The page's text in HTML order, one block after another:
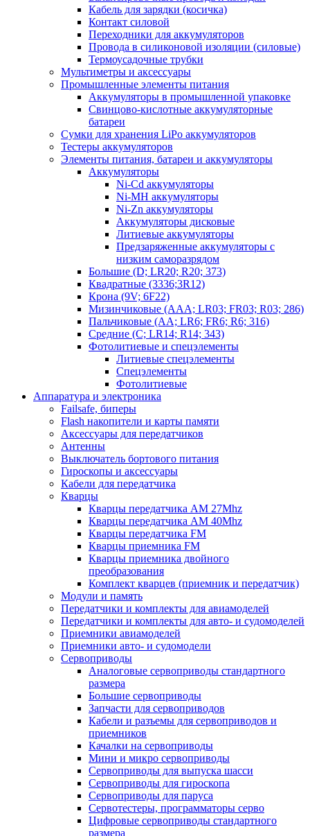
Кабель для зарядки (косичка)
Контакт силовой
Переходники для аккумуляторов
Провода в силиконовой изоляции (силовые)
Термоусадочные трубки
Мультиметры и аксессуары
Промышленные элементы питания
Аккумуляторы в промышленной упаковке
Свинцово-кислотные аккумуляторные
батареи
Сумки для хранения LiPo аккумуляторов
Тестеры аккумуляторов
Элементы питания, батареи и аккумуляторы
Аккумуляторы
Ni-Cd аккумуляторы
Ni-MH аккумуляторы
Ni-Zn аккумуляторы
Аккумуляторы дисковые
Литиевые аккумуляторы
Предзаряженные аккумуляторы с
низким саморазрядом
Большие (D; LR20; R20; 373)
Квадратные (3336;3R12)
Крона (9V; 6F22)
Мизинчиковые (AAA; LR03; FR03; R03; 286)
Пальчиковые (AA; LR6; FR6; R6; 316)
Средние (C; LR14; R14; 343)
Фотолитиевые и спецэлементы
Литиевые спецэлементы
Спецэлементы
Фотолитиевые
Аппаратура и электроника
Failsafe, биперы
Flash накопители и карты памяти
Аксессуары для передатчиков
Антенны
Выключатель бортового питания
Гироскопы и аксессуары
Кабели для передатчика
Кварцы
Кварцы передатчика AM 27Mhz
Кварцы передатчика AM 40Mhz
Кварцы передатчика FM
Кварцы приемника FM
Кварцы приемника двойного
преобразования
Комплект кварцев (приемник и передатчик)
Модули и память
Передатчики и комплекты для авиамоделей
Передатчики и комплекты для авто- и судомоделей
Приемники авиамоделей
Приемники авто- и судомодели
Сервоприводы
Аналоговые сервоприводы стандартного
размера
Большие сервоприводы
Запчасти для сервоприводов
Кабели и разъемы для сервоприводов и
приемников
Качалки на сервоприводы
Мини и микро сервоприводы
Сервоприводы для выпуска шасси
Сервоприводы для гироскопа
Сервоприводы для паруса
Сервотестеры, программаторы серво
Цифровые сервоприводы стандартного
размера